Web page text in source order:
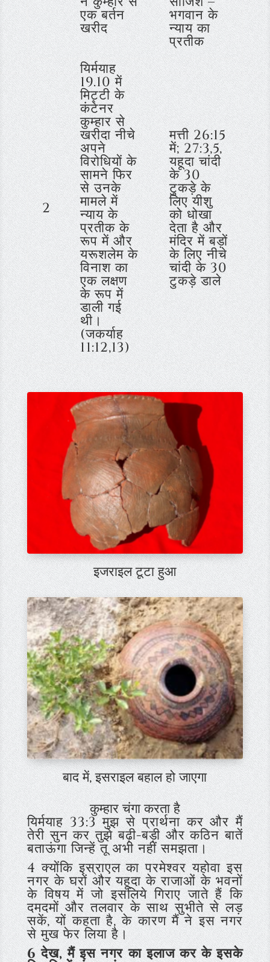
एक बर्तन
खरीद
भगवान के
न्याय का
प्रतीक
2
यिर्मयाह
19.10 में
मिट्टी के
कंटेनर
कुम्हार से
खरीदा नीचे
अपने
विरोधियों के
सामने फिर
से उनके
मामले में
न्याय के
प्रतीक के
रूप में और
यरूशलेम के
विनाश का
एक लक्षण
के रूप में
डाली गई
थी।
(जकर्याह
11:12,13)
मत्ती 26:15
में; 27:3,5,
यहूदा चांदी
के 30
टुकड़े के
लिए यीशु
को धोखा
देता है और
मंदिर में बड़ों
के लिए नीचे
चांदी के 30
टुकड़े डाले
इजराइल टूटा हुआ
बाद में, इसराइल बहाल हो जाएगा
कुम्हार चंगा करता है
यिर्मयाह 33:3 मुझ से प्रार्थना कर और मैं
तेरी सुन कर तुझे बढ़ी-बड़ी और कठिन बातें
बताऊंगा जिन्हें तू अभी नहीं समझता।
4 क्योंकि इस्राएल का परमेश्वर यहोवा इस
नगर के घरों और यहूदा के राजाओं के भवनों
के विषय में जो इसलिये गिराए जाते हैं कि
दमदमों और तलवार के साथ सुभीते से लड़
सकें, यों कहता है, के कारण मैं ने इस नगर
से मुख फेर लिया है।
6 देख, मैं इस नगर का इलाज कर के इसके